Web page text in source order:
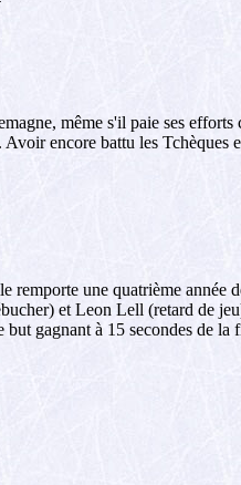
même s'il paie ses efforts
encore battu les
une quatrième
et Leon Lell (retard de
gagnant à 15 secondes de